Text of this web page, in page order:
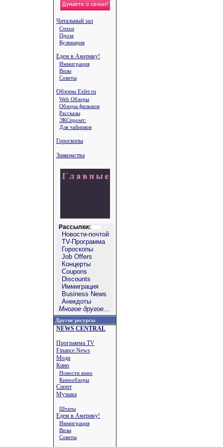
Читальный зал
Стихи
Проза
Кулинария
Едем в Америку!
Иммиграция
Визы
Советы
Обзоры Exler.ru
Web Обзоры
Обзоры фильмов
Рассказы
ЭКСпромт:
Для чайников
Гороскопы
Знакомства
Рассылки:
Новости-почтой
TV-Программа
Гороскопы
Job Offers
Концерты
Coupons
Discounts
Иммиграция
Business News
Анекдоты
Многое другое...
Другие ресурсы
NEWS CENTRAL
Программа TV
Finance News
Мода
Кино
Новости кино
Кинообзоры
Спорт
Музыка
Штаты
Едем в Америку!
Иммиграция
Визы
Советы